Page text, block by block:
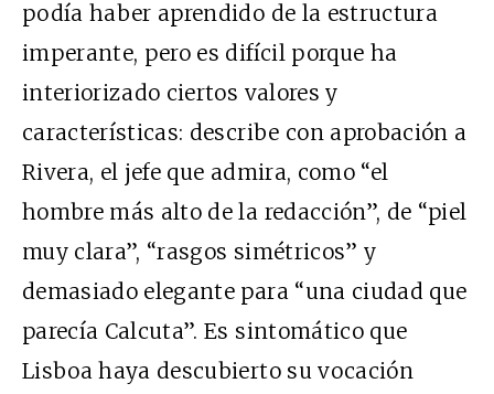
podía haber aprendido de la estructura
imperante, pero es difícil porque ha
interiorizado ciertos valores y
características: describe con aprobación a
Rivera, el jefe que admira, como “el
hombre más alto de la redacción”, de “piel
muy clara”, “rasgos simétricos” y
demasiado elegante para “una ciudad que
parecía Calcuta”. Es sintomático que
Lisboa haya descubierto su vocación